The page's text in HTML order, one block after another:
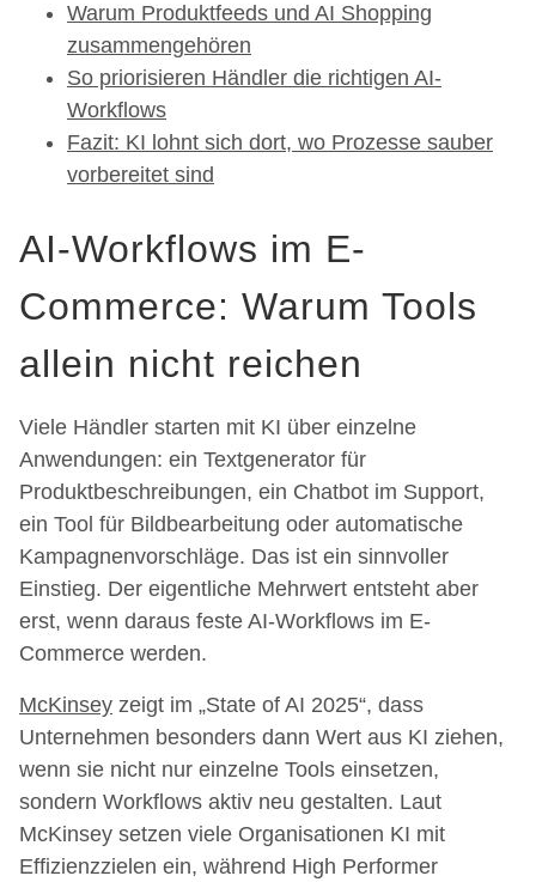
Warum Produktfeeds und AI Shopping
zusammengehören
So priorisieren Händler die richtigen AI-
Workflows
Fazit: KI lohnt sich dort, wo Prozesse sauber
vorbereitet sind
AI-Workflows im E-
Commerce: Warum Tools
allein nicht reichen
Viele Händler starten mit KI über einzelne
Anwendungen: ein Textgenerator für
Produktbeschreibungen, ein Chatbot im Support,
ein Tool für Bildbearbeitung oder automatische
Kampagnenvorschläge. Das ist ein sinnvoller
Einstieg. Der eigentliche Mehrwert entsteht aber
erst, wenn daraus feste AI-Workflows im E-
Commerce werden.
McKinsey zeigt im „State of AI 2025“, dass
Unternehmen besonders dann Wert aus KI ziehen,
wenn sie nicht nur einzelne Tools einsetzen,
sondern Workflows aktiv neu gestalten. Laut
McKinsey setzen viele Organisationen KI mit
Effizienzzielen ein, während High Performer